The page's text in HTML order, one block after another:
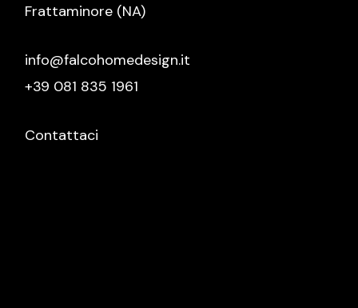
Frattaminore (NA)
info@falcohomedesign.it
+39 081 835 1961
Contattaci